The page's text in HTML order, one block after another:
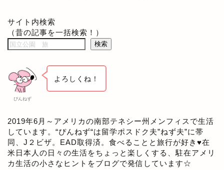
サイト内検索
（昔の記事を一括検索！）
検索
ぴんねず
よろしくね！
2019年6月～アメリカの南部テネシー州メンフィスで生活
しています。“ぴんねず“は留学ポスドク夫”ねず夫”に帯
同、J２ビザ。EAD取得済。食べることと旅行が好き♥在
米日本人の日々の生活をちょっと楽しくする、駐在アメリ
カ生活の小さなヒントをブログで発信しています☆